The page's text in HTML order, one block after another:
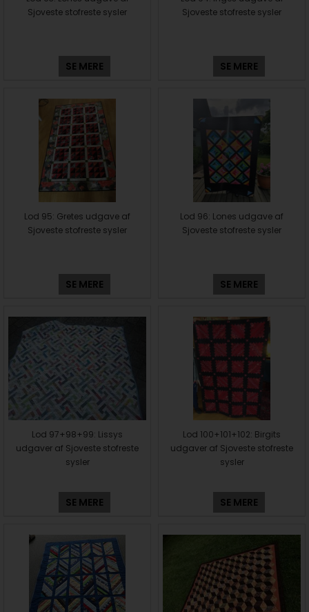
Sjoveste stofreste sysler
SE MERE
Sjoveste stofreste sysler
SE MERE
Lod 95: Gretes udgave af
Sjoveste stofreste sysler
SE MERE
Lod 96: Lones udgave af
Sjoveste stofreste sysler
SE MERE
Lod 97+98+99: Lissys
udgaver af Sjoveste stofreste
sysler
SE MERE
Lod 100+101+102: Birgits
udgaver af Sjoveste stofreste
sysler
SE MERE